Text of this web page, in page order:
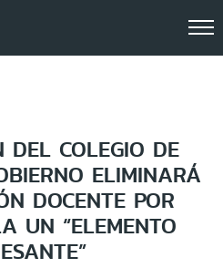
DEL COLEGIO DE
ELIMINARÁ
DOCENTE POR
UN “ELEMENTO